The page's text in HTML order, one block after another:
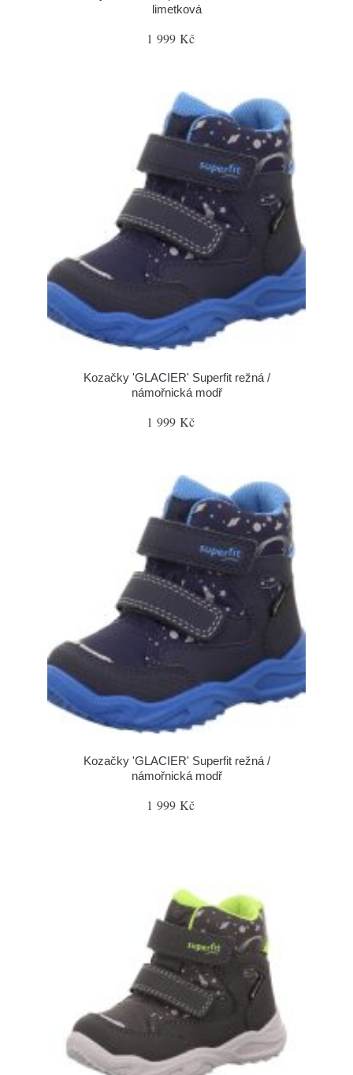
limetková
1 999 Kč
Kozačky 'GLACIER' Superfit režná /
námořnická modř
1 999 Kč
Kozačky 'GLACIER' Superfit režná /
námořnická modř
1 999 Kč